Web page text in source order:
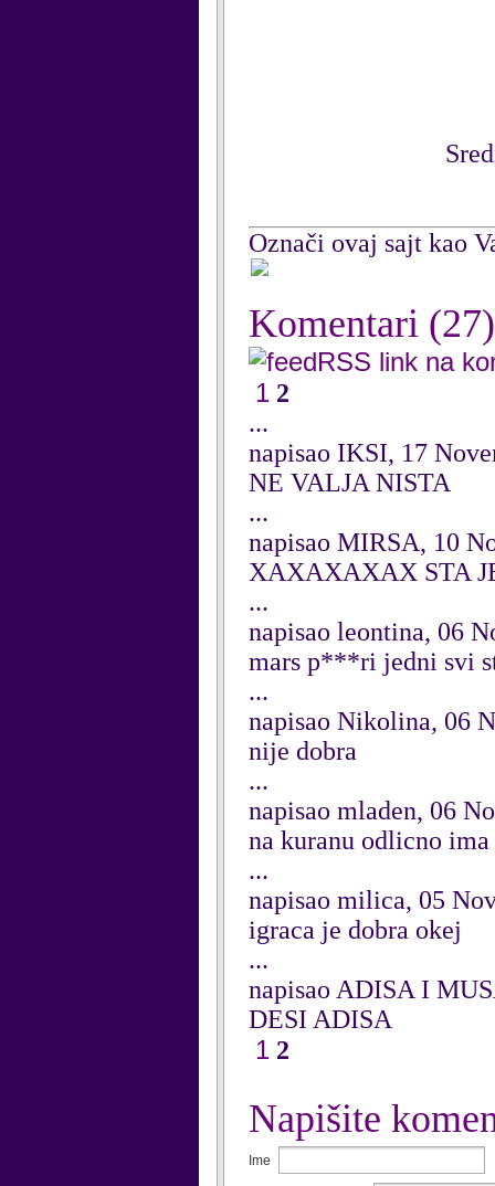
Označi ovaj sajt kao
Komentari (27)
RSS link na
1 2
...
napisao IKSI, 17
NE VALJA NISTA
...
napisao MIRSA, 10
XAXAXAXAX STA
...
napisao leontina, 06
mars p***ri jedni svi
...
napisao Nikolina, 06
nije dobra
...
napisao mladen, 06
na kuranu odlicno
...
napisao milica, 05
igraca je dobra okej
...
napisao ADISA I
DESI ADISA
1 2
Napišite
Ime